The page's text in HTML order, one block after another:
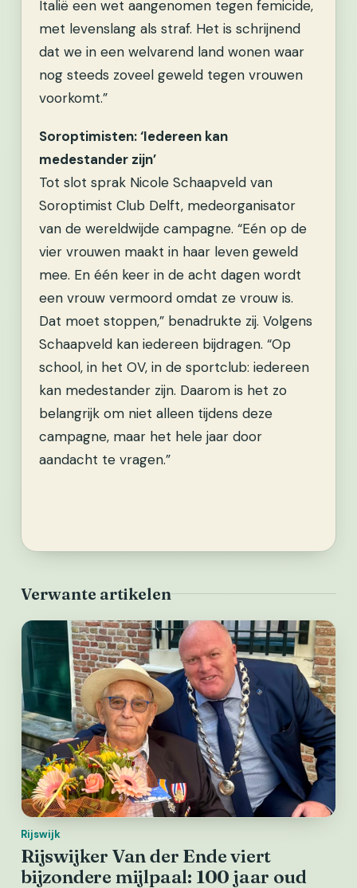
Italië een wet aangenomen tegen femicide,
met levenslang als straf. Het is schrijnend
dat we in een welvarend land wonen waar
nog steeds zoveel geweld tegen vrouwen
voorkomt.”
Soroptimisten: ‘Iedereen kan
medestander zijn’
Tot slot sprak Nicole Schaapveld van
Soroptimist Club Delft, medeorganisator
van de wereldwijde campagne. “Eén op de
vier vrouwen maakt in haar leven geweld
mee. En één keer in de acht dagen wordt
een vrouw vermoord omdat ze vrouw is.
Dat moet stoppen,” benadrukte zij. Volgens
Schaapveld kan iedereen bijdragen. “Op
school, in het OV, in de sportclub: iedereen
kan medestander zijn. Daarom is het zo
belangrijk om niet alleen tijdens deze
campagne, maar het hele jaar door
aandacht te vragen.”
Verwante artikelen
Rijswijk
Rijswijker Van der Ende viert
bijzondere mijlpaal: 100 jaar oud